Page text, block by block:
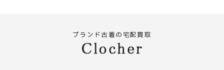
ブランド古着の宅配買取